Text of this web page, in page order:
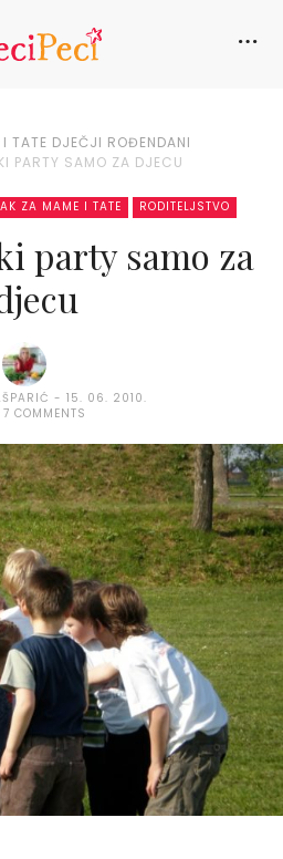
TATE DJEČJI ROĐENDANI
PARTY SAMO ZA DJECU
ZA MAME I TATE RODITELJSTVO
party samo za
15. 06. 2010.
7 COMMENTS